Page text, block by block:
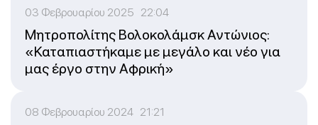
03 Φεβρουαρίου 2025 22:04
Μητροπολίτης Βολοκολάμσκ Αντώνιος:
«Καταπιαστήκαμε με μεγάλο και νέο για
μας έργο στην Αφρική»
08 Φεβρουαρίου 2024 21:21